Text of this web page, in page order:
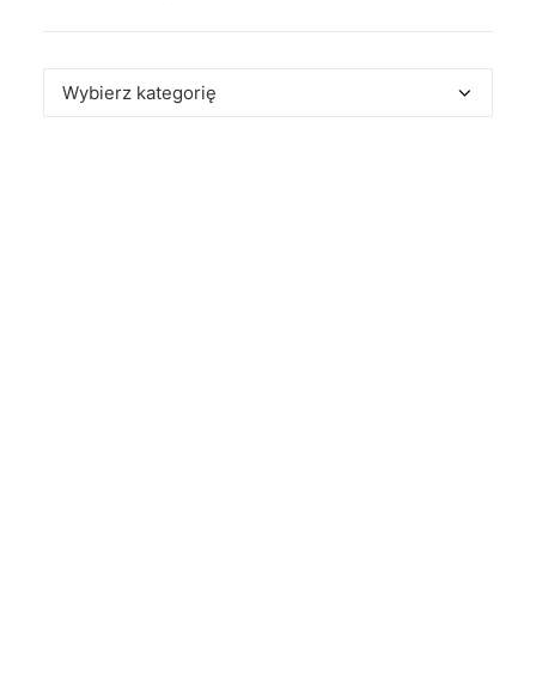
Kategorie